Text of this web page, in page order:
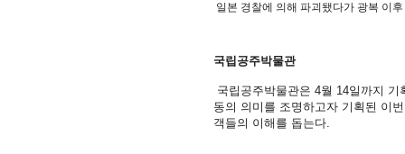
일본 경찰에 의해 파괴됐다가 광복 이
국립공주박물관
국립공주박물관은 4월 14일까지 기
동의 의미를 조명하고자 기획된 이
객들의 이해를 돕는다.